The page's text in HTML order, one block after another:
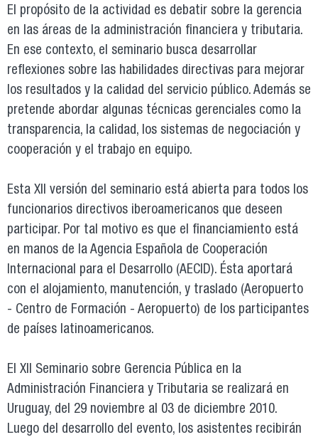
El propósito de la actividad es debatir sobre la gerencia
en las áreas de la administración financiera y tributaria.
En ese contexto, el seminario busca desarrollar
reflexiones sobre las habilidades directivas para mejorar
los resultados y la calidad del servicio público. Además se
pretende abordar algunas técnicas gerenciales como la
transparencia, la calidad, los sistemas de negociación y
cooperación y el trabajo en equipo.
Esta XII versión del seminario está abierta para todos los
funcionarios directivos iberoamericanos que deseen
participar. Por tal motivo es que el financiamiento está
en manos de la Agencia Española de Cooperación
Internacional para el Desarrollo (AECID). Ésta aportará
con el alojamiento, manutención, y traslado (Aeropuerto
- Centro de Formación - Aeropuerto) de los participantes
de países latinoamericanos.
El XII Seminario sobre Gerencia Pública en la
Administración Financiera y Tributaria se realizará en
Uruguay, del 29 noviembre al 03 de diciembre 2010.
Luego del desarrollo del evento, los asistentes recibirán